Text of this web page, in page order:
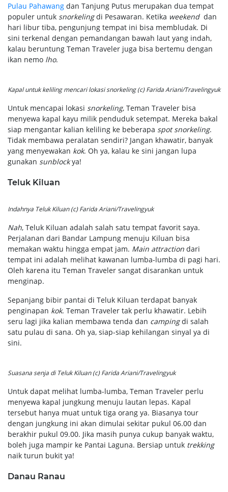
Pulau Pahawang dan Tanjung Putus merupakan dua tempat
populer untuk snorkelingdi Pesawaran. Ketika weekend dan
hari libur tiba, pengunjung tempat ini bisa membludak. Di
sini terkenal dengan pemandangan bawah laut yang indah,
kalau beruntung Teman Traveler juga bisa bertemu dengan
ikan nemo lho.
Kapal untuk keliling mencari lokasisnorkeling(c) Farida Ariani/Travelingyuk
Untuk mencapai lokasi snorkeling, Teman Traveler bisa
menyewa kapal kayu milik penduduk setempat. Mereka bakal
siap mengantar kalian keliling ke beberapa spot snorkeling.
Tidak membawa peralatan sendiri? Jangan khawatir, banyak
yang menyewakan kok. Oh ya, kalau ke sini jangan lupa
gunakan sunblockya!
Teluk Kiluan
Indahnya Teluk Kiluan (c) Farida Ariani/Travelingyuk
Nah, Teluk Kiluan adalah salah satu tempat favorit saya.
Perjalanan dari Bandar Lampung menuju Kiluan bisa
memakan waktu hingga empat jam. Main attraction dari
tempat ini adalah melihat kawanan lumba-lumba di pagi hari.
Oleh karena itu Teman Traveler sangat disarankan untuk
menginap.
Sepanjang bibir pantai di Teluk Kiluan terdapat banyak
penginapan kok. Teman Traveler tak perlu khawatir. Lebih
seru lagi jika kalian membawa tenda dan campingdi salah
satu pulau di sana. Oh ya, siap-siap kehilangan sinyal ya di
sini.
Suasana senja di Teluk Kiluan (c) Farida Ariani/Travelingyuk
Untuk dapat melihat lumba-lumba, Teman Traveler perlu
menyewa kapal jungkung menuju lautan lepas. Kapal
tersebut hanya muat untuk tiga orang ya. Biasanya tour
dengan jungkung ini akan dimulai sekitar pukul 06.00 dan
berakhir pukul 09.00. Jika masih punya cukup banyak waktu,
boleh juga mampir ke Pantai Laguna. Bersiap untuk trekking
naik turun bukit ya!
Danau Ranau